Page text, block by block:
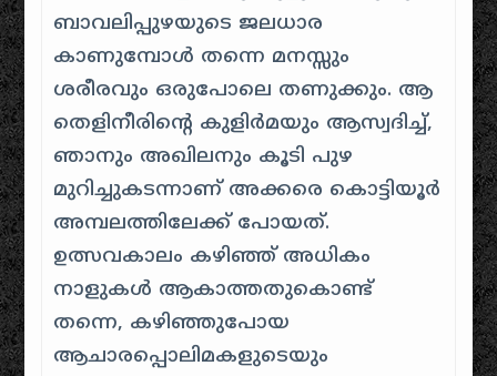
ബാവലിപ്പുഴയുടെ ജലധാര
കാണുമ്പോൾ തന്നെ മനസ്സും
ശരീരവും ഒരുപോലെ തണുക്കും. ആ
തെളിനീരിന്റെ കുളിർമയും ആസ്വദിച്ച്,
ഞാനും അഖിലനും കൂടി പുഴ
മുറിച്ചുകടന്നാണ് അക്കരെ കൊട്ടിയൂർ
അമ്പലത്തിലേക്ക് പോയത്.
ഉത്സവകാലം കഴിഞ്ഞ് അധികം
നാളുകൾ ആകാത്തതുകൊണ്ട്
തന്നെ, കഴിഞ്ഞുപോയ
ആചാരപ്പൊലിമകളുടെയും